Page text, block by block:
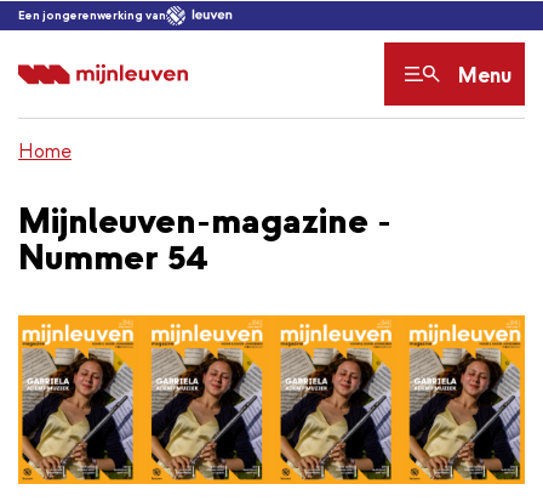
Overslaan
naar
gaan
Een jongerenwerking van
Menu
Home
Mijnleuven-magazine -
Nummer 54